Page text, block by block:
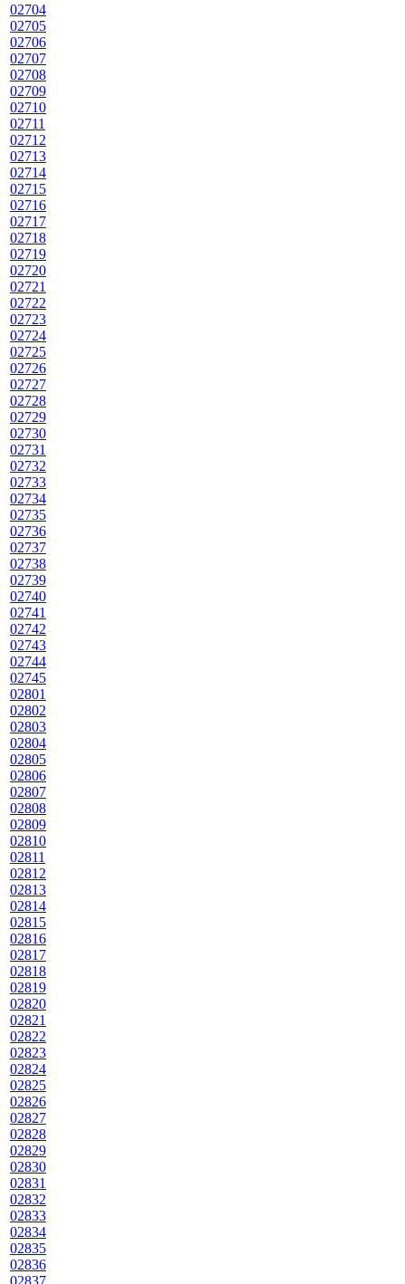
02704
02705
02706
02707
02708
02709
02710
02711
02712
02713
02714
02715
02716
02717
02718
02719
02720
02721
02722
02723
02724
02725
02726
02727
02728
02729
02730
02731
02732
02733
02734
02735
02736
02737
02738
02739
02740
02741
02742
02743
02744
02745
02801
02802
02803
02804
02805
02806
02807
02808
02809
02810
02811
02812
02813
02814
02815
02816
02817
02818
02819
02820
02821
02822
02823
02824
02825
02826
02827
02828
02829
02830
02831
02832
02833
02834
02835
02836
02837